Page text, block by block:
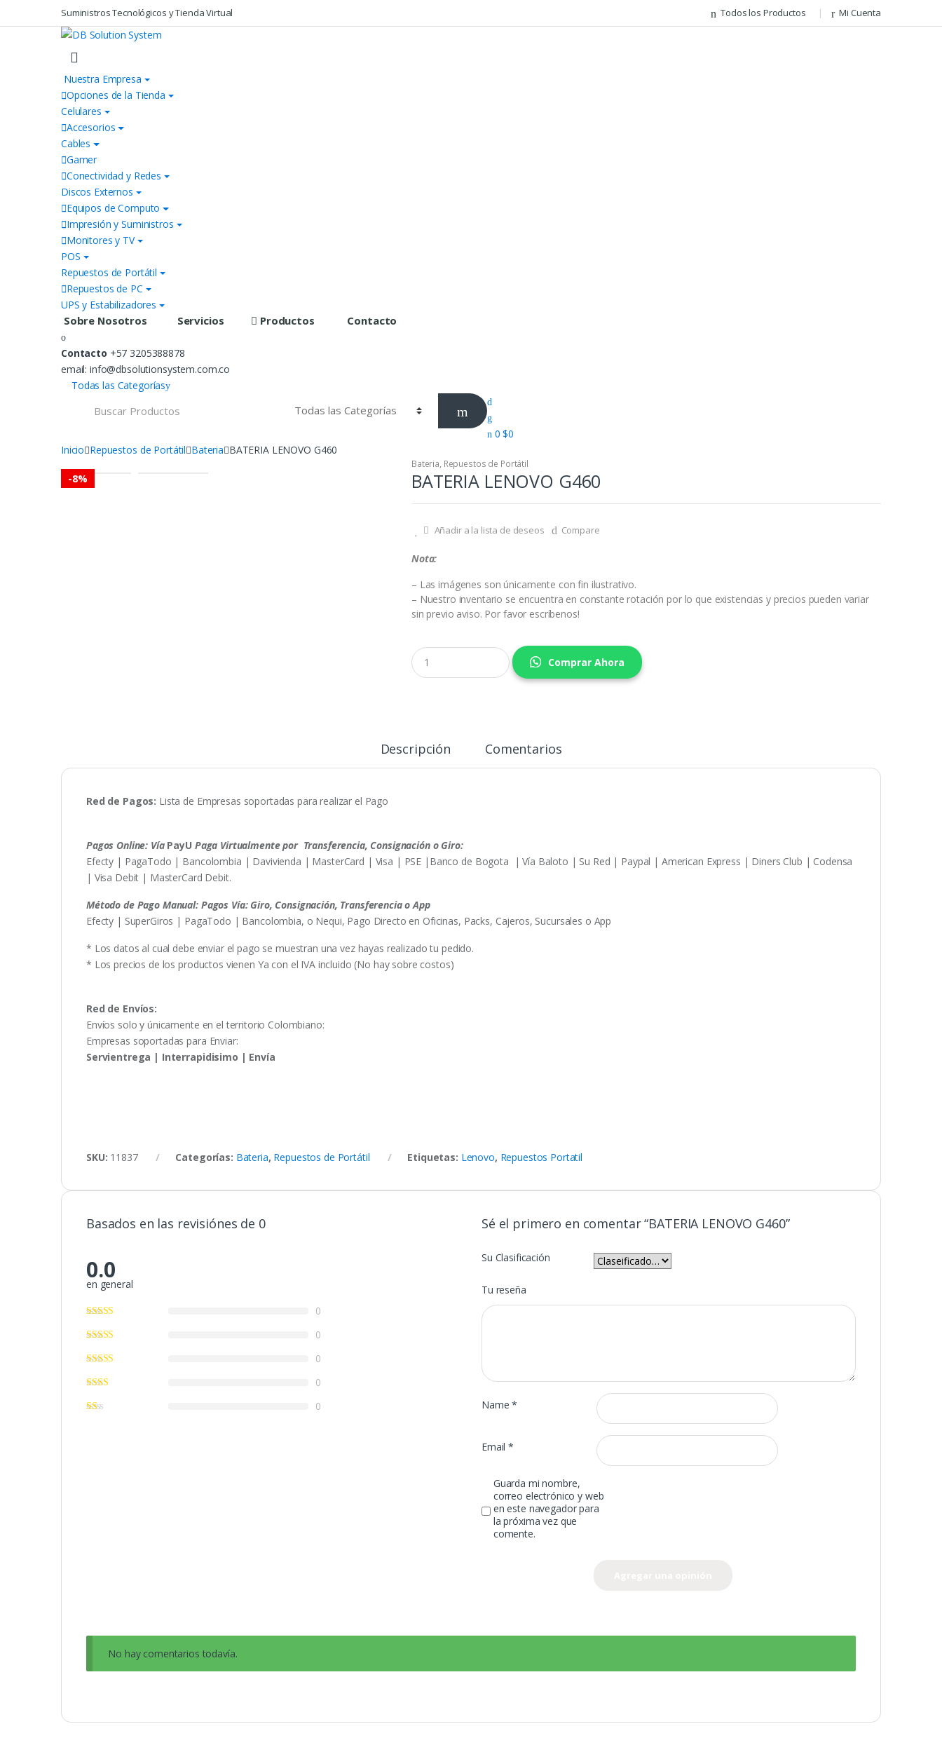
Skip to navigation
Skip to contentSuministros Tecnológicos y Tienda Virtual Todos los Productos Mi Cuenta
Nuestra Empresa
Opciones de la Tienda
Celulares
Accesorios
Cables
Gamer
Conectividad y Redes
Discos Externos
Equipos de Computo
Impresión y Suministros
Monitores y TV
POS
Repuestos de Portátil
Repuestos de PC
UPS y Estabilizadores
Sobre Nosotros Servicios Productos Contacto
Contacto +57 3205388878
email: info@dbsolutionsystem.com.co
Todas las Categorías
a
:
0 $0
Inicio Repuestos de Portátil Bateria BATERIA LENOVO G460
-8%
Bateria, Repuestos de Portátil
BATERIA LENOVO G460
Añadir a la lista de deseos Compare
Nota:
– Las imágenes son únicamente con fin ilustrativo.
– Nuestro inventario se encuentra en constante rotación por lo que existencias y precios pueden variar
sin previo aviso. Por favor escríbenos!
C
a
n
Comprar Ahora
Descripción Comentarios
Red de Pagos: Lista de Empresas soportadas para realizar el Pago
Pagos Online: Vía PayU Paga Virtualmente por Transferencia, Consignación o Giro:
Efecty | PagaTodo | Bancolombia | Davivienda | MasterCard | Visa | PSE |Banco de Bogota | Vía Baloto | Su Red | Paypal | American Express | Diners Club | Codensa
| Visa Debit | MasterCard Debit.
Método de Pago Manual: Pagos Vía: Giro, Consignación, Transferencia o App
Efecty | SuperGiros | PagaTodo | Bancolombia, o Nequi, Pago Directo en Oficinas, Packs, Cajeros, Sucursales o App
* Los datos al cual debe enviar el pago se muestran una vez hayas realizado tu pedido.
* Los precios de los productos vienen Ya con el IVA incluido (No hay sobre costos)
Red de Envíos:
Envíos solo y únicamente en el territorio Colombiano:
Empresas soportadas para Enviar:
Servientrega | Interrapidisimo | Envía
SKU: 11837 Categorías: Bateria, Repuestos de Portátil Etiquetas: Lenovo, Repuestos Portatil
Basados en las revisiónes de 0
0.0
en general
0
0
0
0
0
Sé el primero en comentar “BATERIA LENOVO G460”
Su Clasificación
Tu reseña
Name*
Email*
Guarda mi nombre,
correo electrónico y web
en este navegador para
la próxima vez que
comente.
No hay comentarios todavía.